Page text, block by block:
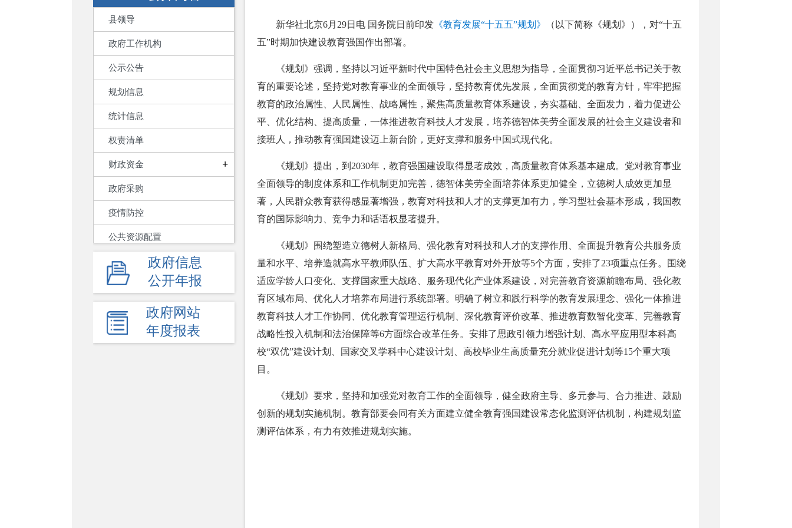
县领导
政府工作机构
公示公告
规划信息
统计信息
权责清单
财政资金 +
政府采购
疫情防控
公共资源配置
重大建设项目
公益事业建设
乡村振兴
卫生健康
政府信息
公开年报
政府网站
年度报表
新华社北京6月29日电 国务院日前印发 《教育发展“十五五”规划》
（以下简称《规划》），对“十五
五”时期加快建设教育强国作出部署。
《规划》强调，坚持以习近平新时代中国特色社会主义思想为指导，全面贯彻习近平总书记关于教
育的重要论述，坚持党对教育事业的全面领导，坚持教育优先发展，全面贯彻党的教育方针，牢牢把握
教育的政治属性、人民属性、战略属性，聚焦高质量教育体系建设，夯实基础、全面发力，着力促进公
平、优化结构、提高质量，一体推进教育科技人才发展，培养德智体美劳全面发展的社会主义建设者和
接班人，推动教育强国建设迈上新台阶，更好支撑和服务中国式现代化。
《规划》提出，到2030年，教育强国建设取得显著成效，高质量教育体系基本建成。党对教育事业
全面领导的制度体系和工作机制更加完善，德智体美劳全面培养体系更加健全，立德树人成效更加显
著，人民群众教育获得感显著增强，教育对科技和人才的支撑更加有力，学习型社会基本形成，我国教
育的国际影响力、竞争力和话语权显著提升。
《规划》围绕塑造立德树人新格局、强化教育对科技和人才的支撑作用、全面提升教育公共服务质
量和水平、培养造就高水平教师队伍、扩大高水平教育对外开放等5个方面，安排了23项重点任务。围绕
适应学龄人口变化、支撑国家重大战略、服务现代化产业体系建设，对完善教育资源前瞻布局、强化教
育区域布局、优化人才培养布局进行系统部署。明确了树立和践行科学的教育发展理念、强化一体推进
教育科技人才工作协同、优化教育管理运行机制、深化教育评价改革、推进教育数智化变革、完善教育
战略性投入机制和法治保障等6方面综合改革任务。安排了思政引领力增强计划、高水平应用型本科高
校“双优”建设计划、国家交叉学科中心建设计划、高校毕业生高质量充分就业促进计划等15个重大项
目。
《规划》要求，坚持和加强党对教育工作的全面领导，健全政府主导、多元参与、合力推进、鼓励
创新的规划实施机制。教育部要会同有关方面建立健全教育强国建设常态化监测评估机制，构建规划监
测评估体系，有力有效推进规划实施。